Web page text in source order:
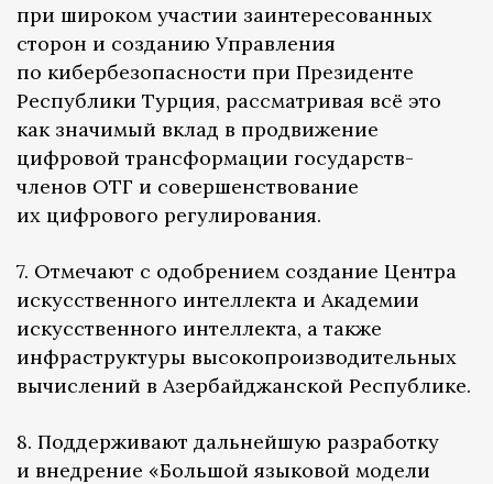
при широком участии заинтересованных
сторон и созданию Управления
по кибербезопасности при Президенте
Республики Турция, рассматривая всё это
как значимый вклад в продвижение
цифровой трансформации государств-
членов ОТГ и совершенствование
их цифрового регулирования.
7. Отмечают с одобрением создание Центра
искусственного интеллекта и Академии
искусственного интеллекта, а также
инфраструктуры высокопроизводительных
вычислений в Азербайджанской Республике.
8. Поддерживают дальнейшую разработку
и внедрение «Большой языковой модели